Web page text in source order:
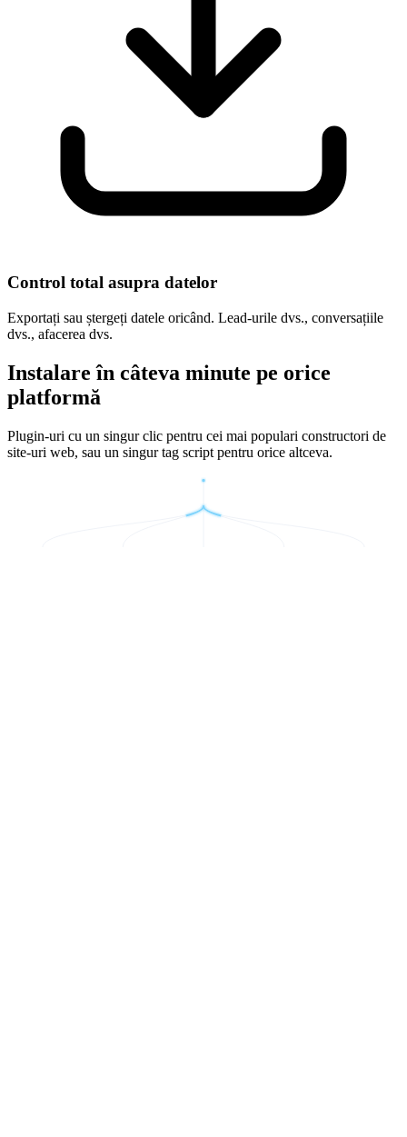
Control total asupra datelor
Exportați sau ștergeți datele oricând. Lead-urile dvs., conversațiile
dvs., afacerea dvs.
Instalare în câteva minute pe orice
platformă
Plugin-uri cu un singur clic pentru cei mai populari constructori de
site-uri web, sau un singur tag script pentru orice altceva.